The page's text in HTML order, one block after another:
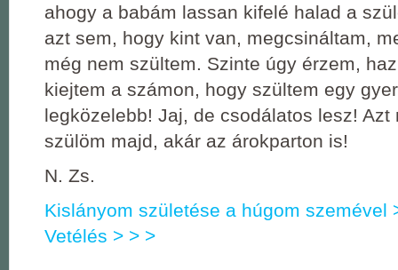
ahogy a babám lassan kifelé halad a
azt sem, hogy kint van, megcsináltam,
még nem szültem. Szinte úgy érzem,
kiejtem a számon, hogy szültem egy
legközelebb! Jaj, de csodálatos lesz! Azt
szülöm majd, akár az árokparton is!
N. Zs.
Kislányom születése a húgom szemével
Vetélés > > >